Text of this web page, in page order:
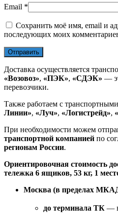
Email *
Сохранить моё имя, email и
последующих моих
Доставка осуществляется
«Возовоз», «ПЭК», «СДЭК» —
перевозчики.
Также работаем с
Линии», «Луч», «Логистрейд»,
При необходимости можем
транспортной компанией по
регионам России.
Ориентировочная стоимость
тележка 6 ящиков, 53 кг, 1
Москва (в пределах
до терминала ТК —